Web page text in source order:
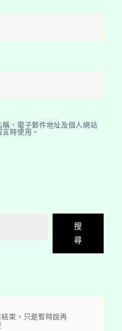
稱、電子郵件地址及個人網站
時使用。
搜
尋
束，只是暫時說再